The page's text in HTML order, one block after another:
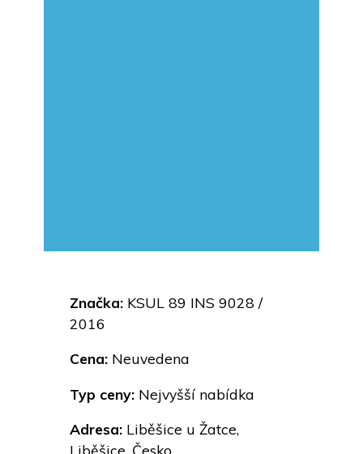
Značka: KSUL 89 INS 9028 /
2016
Cena: Neuvedena
Typ ceny: Nejvyšší nabídka
Adresa: Liběšice u Žatce,
Liběšice, Česko